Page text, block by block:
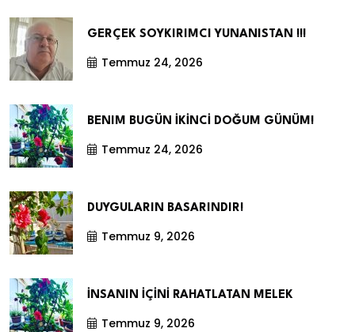
GERÇEK SOYKIRIMCI YUNANISTAN !!!
Temmuz 24, 2026
BENIM BUGÜN İKİNCİ DOĞUM GÜNÜM!
Temmuz 24, 2026
DUYGULARIN BASARINDIR!
Temmuz 9, 2026
İNSANIN İÇİNİ RAHATLATAN MELEK
Temmuz 9, 2026